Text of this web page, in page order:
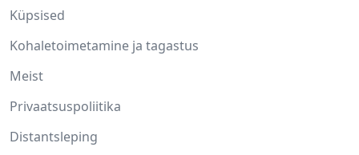
Küpsised
Kohaletoimetamine ja tagastus
Meist
Privaatsuspoliitika
Distantsleping